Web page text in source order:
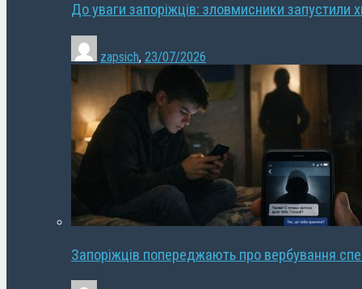
До уваги запоріжців: зловмисники запустили
zapsich, 23/07/2026
Запоріжців попереджають про вербування